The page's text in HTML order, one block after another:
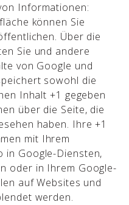
Informationen:
können Sie
Über die
Sie und andere
von Google und
sowohl die
Inhalt +1 gegeben
über die Seite, die
haben. Ihre +1
mit Ihrem
in Google-Diensten,
oder in Ihrem Google-
auf Websites und
werden.